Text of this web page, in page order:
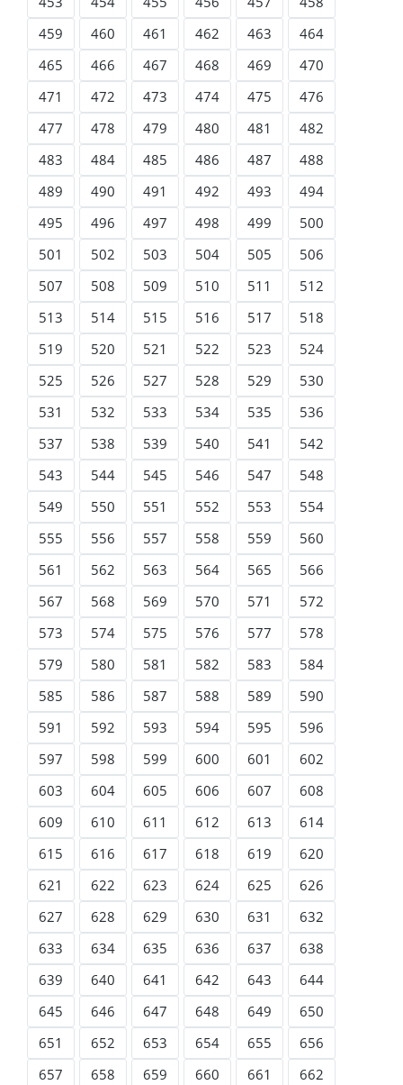
459
460 461 462 463
464
465
466 467 468 469
470
471
472 473 474 475
476
477
478 479 480 481
482
483
484 485 486 487
488
489
490 491 492 493
494
495
496 497 498 499
500
501
502 503 504 505
506
507
508 509 510 511
512
513
514 515 516 517
518
519
520 521 522 523
524
525
526 527 528 529
530
531
532 533 534 535
536
537
538 539 540 541
542
543
544 545 546 547
548
549
550 551 552 553
554
555
556 557 558 559
560
561
562 563 564 565
566
567
568 569 570 571
572
573
574 575 576 577
578
579
580 581 582 583
584
585
586 587 588 589
590
591
592 593 594 595
596
597
598 599 600 601
602
603
604 605 606 607
608
609
610 611 612 613
614
615
616 617 618 619
620
621
622 623 624 625
626
627
628 629 630 631
632
633
634 635 636 637
638
639
640 641 642 643
644
645
646 647 648 649
650
651
652 653 654 655
656
657
658 659 660 661
662